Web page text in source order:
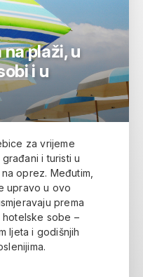
plaži, u
i u
za vrijeme
i turisti u
oprez. Međutim,
upravo u ovo
prema
hotelske sobe –
ljeta i godišnjih